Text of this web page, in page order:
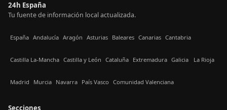
24h España
Tu fuente de información local actualizada.
España Andalucía Aragón Asturias Baleares Canarias Cantabria
Castilla La-Mancha Castilla y León Cataluña Extremadura Galicia La Rioja
Madrid Murcia Navarra País Vasco Comunidad Valenciana